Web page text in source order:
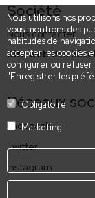
Nous utilisons nos
vous montrons des
habitudes de
accepter les cookies
configurer ou
"Enregistrer les
Obligatoire
Marketing
Société
Nous contacter
Site web des
Réseaux
Facebook
Twitter
Instagram